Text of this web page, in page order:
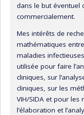
dans le but éventuel
commercialement.
Mes intérêts de
mathématiques
maladies
utilisée pour faire
cliniques, sur
cliniques, sur les
VIH/SIDA et pour les
l’élaboration et